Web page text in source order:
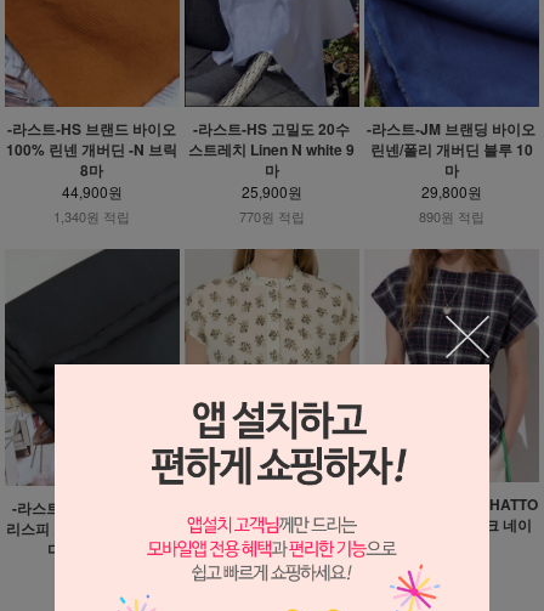
-라스트-HS 브랜드 바이오
100% 린넨 개버딘 -N 브릭
8마
44,900원
1,340원 적립
-라스트-HS 고밀도 20수
스트레치 Linen N white 9
마
25,900원
770원 적립
-라스트-JM 브랜딩 바이오
린넨/폴리 개버딘 블루 10
마
29,800원
890원 적립
-라스트-JM 국산 80수 크
리스피 포플린 올리브 코튼
다크 차콜 9마
스데이 야생화 10마
23,900원
710원 적립
-라스트-HS 일본산 HATTO
RI 코튼 크링클 체크 네이
29,900원
890원 적립